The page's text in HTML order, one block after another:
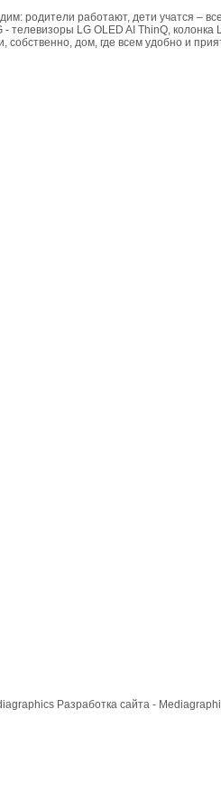
родители работают, дети учатся –
- телевизоры LG OLED AI ThinQ,
собственно, дом, где всем удобно и
Разработка сайта -